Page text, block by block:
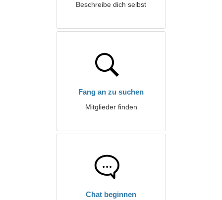
Beschreibe dich selbst
Fang an zu suchen
Mitglieder finden
Chat beginnen